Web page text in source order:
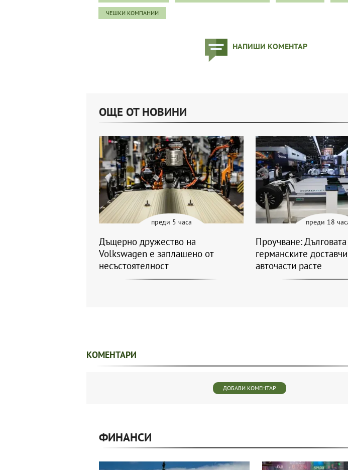
ЧЕШКИ КОМПАНИИ
НАПИШИ КОМЕНТАР
ОЩЕ ОТ НОВИНИ
преди 5 часа
Дъщерно дружество на
Volkswagen е заплашено от
несъстоятелност
преди 18
Проучване:
германските
авточасти расте
КОМЕНТАРИ
ДОБАВИ КОМЕНТАР
ФИНАНСИ